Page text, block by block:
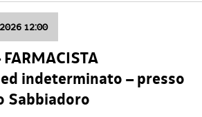
12:00
ed indeterminato – presso
Sabbiadoro